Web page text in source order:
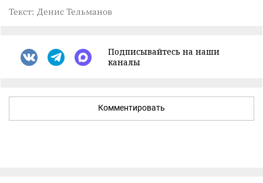
Текст: Денис Тельманов
Подписывайтесь на наши
каналы
Комментировать